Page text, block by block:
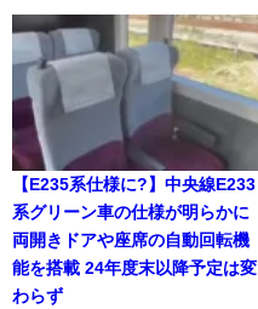
【E235系仕様に?】中央線E233
系グリーン車の仕様が明らかに
両開きドアや座席の自動回転機
能を搭載 24年度末以降予定は変
わらず